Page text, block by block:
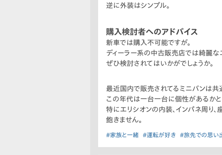
逆に外装はシンプル。
購入検討者へのアドバイス
新車では購入不可能ですが。
ディーラー系の中古販売店では綺麗な
ぜひ検討されてはいかがでしょうか。
最近国内で販売されてるミニバンは共
この年代は一台一台に個性があるか
特にエリシオンの内装、インパネ周り、
飽きません。
#家族と一緒 #運転が好き #旅先での思い